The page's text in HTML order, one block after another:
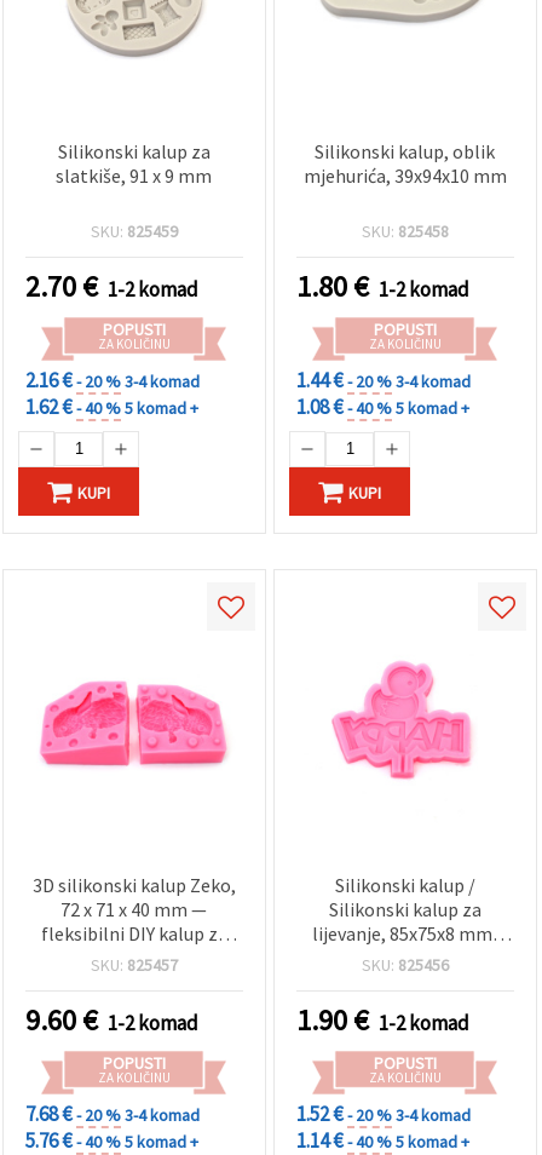
Silikonski kalup za
slatkiše, 91 x 9 mm
SKU: 825459
2.70€ 1-2 komad
POPUSTI
ZA KOLIČINU
2.16 €- 20 %3-4 komad
1.62 €- 40 %5 komad +
KUPI
Silikonski kalup, oblik
mjehurića, 39x94x10 mm
SKU: 825458
1.80€ 1-2 komad
POPUSTI
ZA KOLIČINU
1.44 €- 20 %3-4 komad
1.08 €- 40 %5 komad +
KUPI
3D silikonski kalup Zeko,
72 x 71 x 40 mm —
fleksibilni DIY kalup za
lijevanje epoksidne
svijeće i gline
SKU: 825457
9.60€ 1-2 komad
POPUSTI
ZA KOLIČINU
7.68 €- 20 %3-4 komad
5.76 €- 40 %5 komad +
Silikonski kalup /
Silikonski kalup za
lijevanje, 85x75x8 mm,
Sretna patkica
SKU: 825456
1.90€ 1-2 komad
POPUSTI
ZA KOLIČINU
1.52 €- 20 %3-4 komad
1.14 €- 40 %5 komad +